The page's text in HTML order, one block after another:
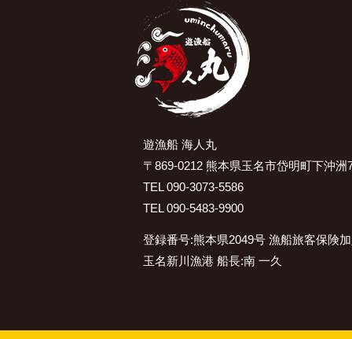
遊漁船 海人丸
〒869-0212 熊本県玉名市岱明町下沖洲
TEL 090-3073-5586
TEL 090-5483-9900
登録番号:熊本県2049号 漁船旅客保険
玉名新川漁港 船長:南 一久